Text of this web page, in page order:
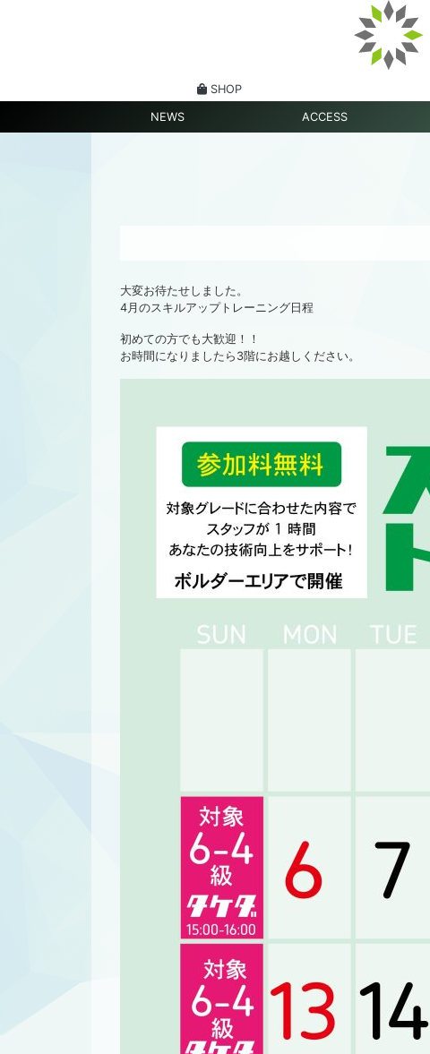
SHOP
NEWS ACCESS
大変お待たせしました。
4月のスキルアップトレーニング日程
初めての方でも大歓迎！！
お時間になりましたら3階にお越しください。